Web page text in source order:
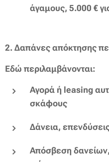
άγαμους, 5.000 €
2. Δαπάνες απόκτησης
Εδώ περιλαμβάνονται:
Αγορά ή leasing
σκάφους
Δάνεια,
Απόσβεση